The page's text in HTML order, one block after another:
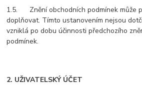
1.5. Znění obchodních podmínek může
doplňovat. Tímto ustanovením nejsou
vzniklá po dobu účinnosti předchozího
podmínek.
2. UŽIVATELSKÝ ÚČET